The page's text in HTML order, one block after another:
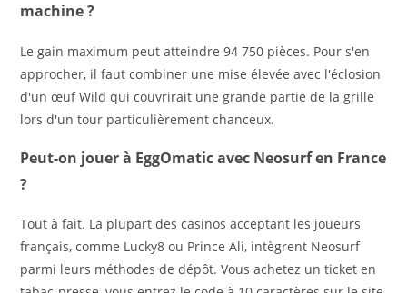
machine ?
Le gain maximum peut atteindre 94 750 pièces. Pour s'en
approcher, il faut combiner une mise élevée avec l'éclosion
d'un œuf Wild qui couvrirait une grande partie de la grille
lors d'un tour particulièrement chanceux.
Peut-on jouer à EggOmatic avec Neosurf en France
?
Tout à fait. La plupart des casinos acceptant les joueurs
français, comme Lucky8 ou Prince Ali, intègrent Neosurf
parmi leurs méthodes de dépôt. Vous achetez un ticket en